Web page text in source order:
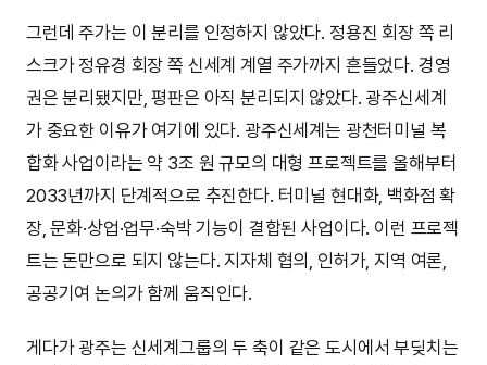
그런데 주가는 이 분리를 인정하지 않았다. 정용진 회장 쪽 리
스크가 정유경 회장 쪽 신세계 계열 주가까지 흔들었다. 경영
권은 분리됐지만, 평판은 아직 분리되지 않았다. 광주신세계
가 중요한 이유가 여기에 있다. 광주신세계는 광천터미널 복
합화 사업이라는 약 3조 원 규모의 대형 프로젝트를 올해부터
2033년까지 단계적으로 추진한다. 터미널 현대화, 백화점 확
장, 문화·상업·업무·숙박 기능이 결합된 사업이다. 이런 프로젝
트는 돈만으로 되지 않는다. 지자체 협의, 인허가, 지역 여론,
공공기여 논의가 함께 움직인다.
게다가 광주는 신세계그룹의 두 축이 같은 도시에서 부딪치는